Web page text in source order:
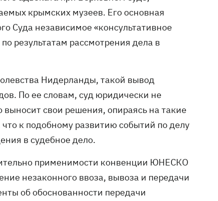
крымских музеев. Его основная
Суда независимое «консультативное
результатам рассмотрения дела в
Нидерланды, такой вывод
По ее словам, суд юридически не
свои решения, опираясь на такие
к подобному развитию событий по делу
в судебное дело.
применимости конвенции ЮНЕСКО
незаконного ввоза, вывоза и передачи
об обоснованности передачи